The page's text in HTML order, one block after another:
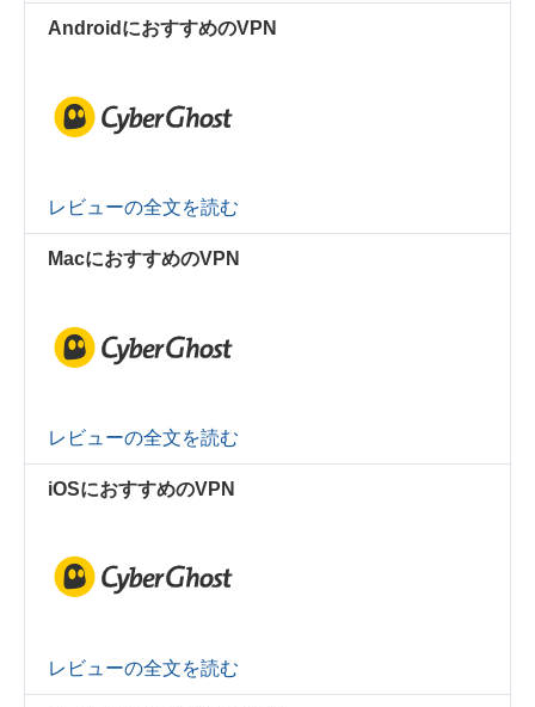
AndroidにおすすめのVPN
レビューの全文を読む
MacにおすすめのVPN
レビューの全文を読む
iOSにおすすめのVPN
レビューの全文を読む